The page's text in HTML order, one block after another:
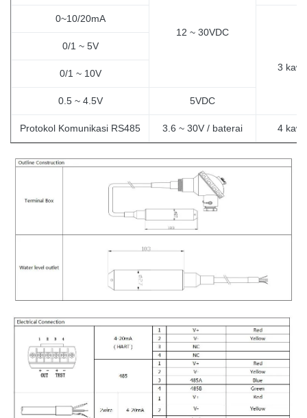
12 ~ 30VDC
0~10/20mA
3
0/1 ~ 5V
0/1 ~ 10V
0.5 ~ 4.5V 5VDC
Protokol Komunikasi RS485 3.6 ~ 30V / baterai 4